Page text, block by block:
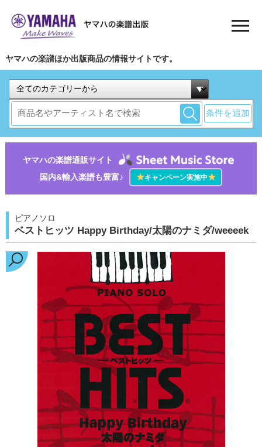
ヤマハの楽譜ほか出版商品の情報サイトです。
条件を追加
ヤマハの楽譜通販サイト
国内&輸入楽譜も豊富♪
★キャンペーン実施中★
ピアノソロ
ベストヒッツ Happy Birthday/太陽のナミダ/weeeek